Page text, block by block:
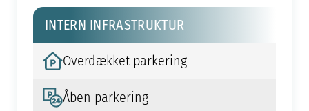
INTERN INFRASTRUKTUR
Overdækket parkering
Åben parkering